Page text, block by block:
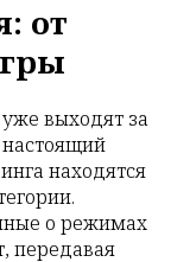
от
выходят за
находятся
о режимах
передавая